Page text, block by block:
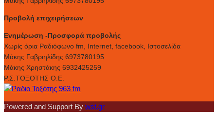
Προβολή επιχειρήσεων
Ενημέρωση -Προσφορά προβολής
Xωρίς όρια Ραδιόφωνο fm, Internet, facebook, Ιστοσελίδα
Μάκης Γαβριηλίδης 6973780195
Μάκης Χρηστάκης 6932425259
Ρ.Σ.ΤΟΞΟΤΗΣ Ο.Ε.
Powered and Support By wst.gr